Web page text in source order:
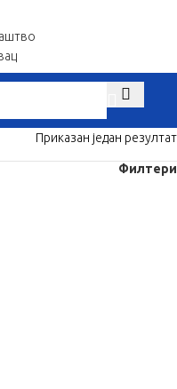
When
Приказан један резултат
Филтери